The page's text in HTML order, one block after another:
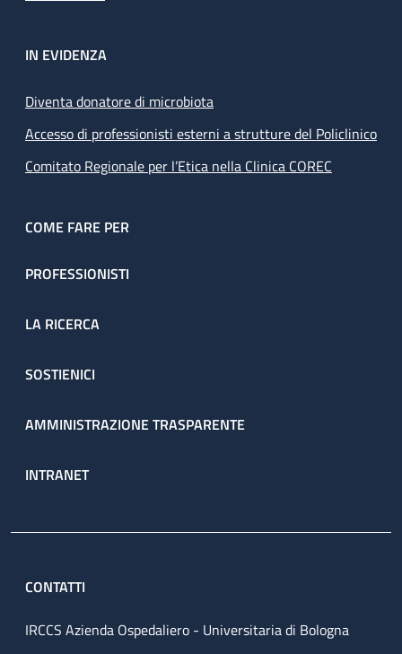
IN EVIDENZA
Diventa donatore di microbiota
Accesso di professionisti esterni a strutture del Policlinico
Comitato Regionale per l’Etica nella Clinica COREC
COME FARE PER
PROFESSIONISTI
LA RICERCA
SOSTIENICI
AMMINISTRAZIONE TRASPARENTE
INTRANET
CONTATTI
IRCCS Azienda Ospedaliero - Universitaria di Bologna